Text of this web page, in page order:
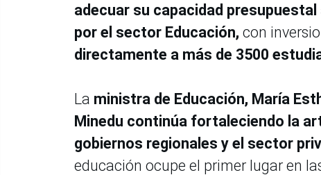
adecuar su capacidad
por el sector Educación, con
directamente a más de 3500
La ministra de Educación, María
Minedu continúa fortaleciendo la
gobiernos regionales y el sector
educación ocupe el primer lugar en